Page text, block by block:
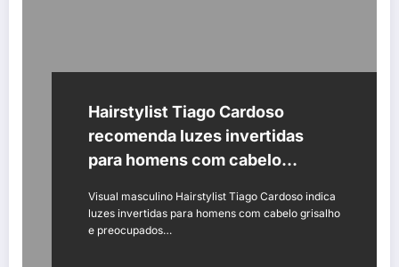
Hairstylist Tiago Cardoso
recomenda luzes invertidas
para homens com cabelo
Visual masculino Hairstylist Tiago Cardoso indica
luzes invertidas para homens com cabelo grisalho
e preocupados…